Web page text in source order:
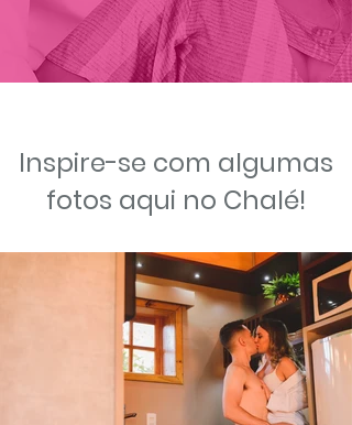
Inspire-se com algumas
fotos aqui no Chalé!